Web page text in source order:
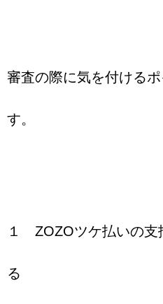
審査の際に気を付ける
す。
１ ZOZOツケ払いの支
る